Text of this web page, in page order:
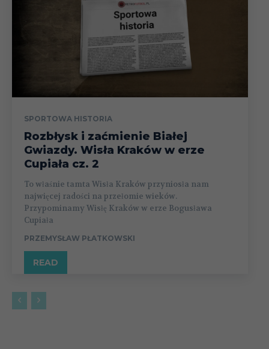
SPORTOWA HISTORIA
Rozbłysk i zaćmienie Białej
Gwiazdy. Wisła Kraków w erze
Cupiała cz. 2
To właśnie tamta Wisła Kraków przyniosła nam
najwięcej radości na przełomie wieków.
Przypominamy Wisłę Kraków w erze Bogusława
Cupiała
PRZEMYSŁAW PŁATKOWSKI
READ